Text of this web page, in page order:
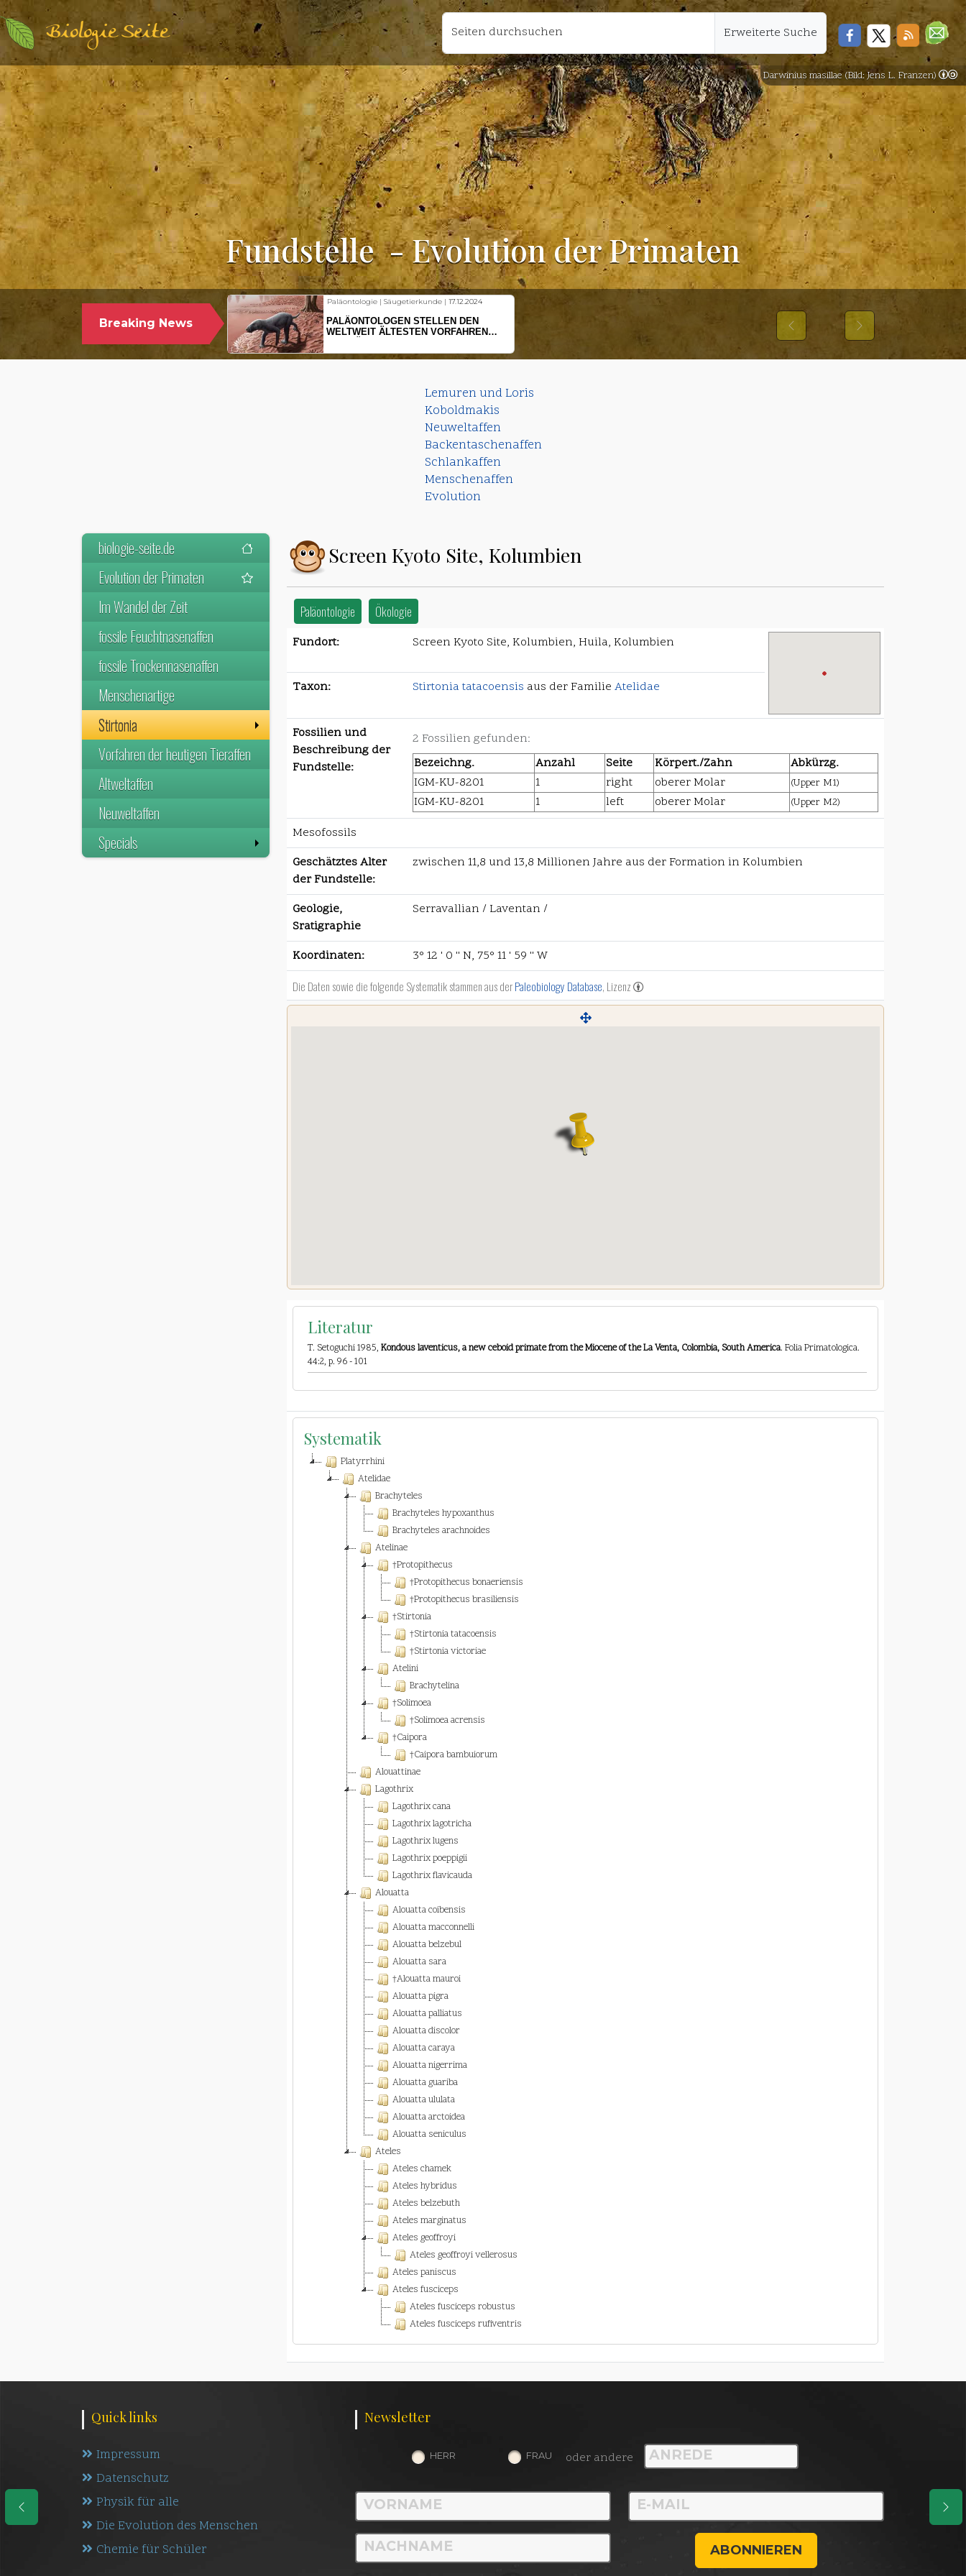
Biologie Seite Seiten durchsuchen Erweiterte Suche
Fundstelle- Evolution der Primaten
Breaking News
Fischkunde | Klimawandel |18.11.2024
KLIMAWANDEL SETZT
HERINGSLARVEN UNTER STRESS
Paläontologie | Säugetierkunde |17.12.2024
PALÄONTOLOGEN STELLEN DEN
WELTWEIT ÄLTESTEN VORFAHREN
DER SÄUGETIERE VOR
Previous Next
Darwinius masillae (Bild: Jens L. Franzen)
Lemuren und Loris
Koboldmakis
Neuweltaffen
Backentaschenaffen
Schlankaffen
Menschenaffen
Evolution
biologie-seite.de
Evolution der Primaten
Im Wandel der Zeit
fossile Feuchtnasenaffen
fossile Trockennasenaffen
Menschenartige
Stirtonia
Vorfahren der heutigen Tieraffen
Altweltaffen
Neuweltaffen
Specials
Screen Kyoto Site, Kolumbien
Paläontologie Ökologie
Fundort: Screen Kyoto Site, Kolumbien, Huila, Kolumbien
Taxon: Stirtonia tatacoensis aus der Familie Atelidae
Fossilien und
Beschreibung der
Fundstelle:
2 Fossilien gefunden:
Bezeichng.
Anzahl Seite Körpert./Zahn
Abkürzg.
IGM-KU-8201
1 right oberer Molar (Upper M1)
IGM-KU-8201 1 left oberer Molar (Upper M2)
Mesofossils
Geschätztes Alter
der Fundstelle:
zwischen 11,8 und 13,8 Millionen Jahre aus der Formation in Kolumbien
Geologie,
Sratigraphie
Serravallian / Laventan /
Koordinaten:
3° 12 ' 0 '' N, 75° 11 ' 59 '' W
Die Daten sowie die folgende Systematik stammen aus derPaleobiology Database, Lizenz
Literatur
T. Setoguchi 1985, Kondous laventicus, a new ceboid primate from the Miocene of the La Venta, Colombia, South America. Folia Primatologica.
44:2, p. 96 - 101
Systematik
Platyrrhini
Atelidae
Brachyteles
Brachyteles hypoxanthus
Brachyteles arachnoides
Atelinae
†Protopithecus
†Protopithecus bonaeriensis
†Protopithecus brasiliensis
†Stirtonia
†Stirtonia tatacoensis
†Stirtonia victoriae
Atelini
Brachytelina
†Solimoea
†Solimoea acrensis
†Caipora
†Caipora bambuiorum
Alouattinae
Lagothrix
Lagothrix cana
Lagothrix lagotricha
Lagothrix lugens
Lagothrix poeppigii
Lagothrix flavicauda
Alouatta
Alouatta coibensis
Alouatta macconnelli
Alouatta belzebul
Alouatta sara
†Alouatta mauroi
Alouatta pigra
Alouatta palliatus
Alouatta discolor
Alouatta caraya
Alouatta nigerrima
Alouatta guariba
Alouatta ululata
Alouatta arctoidea
Alouatta seniculus
Ateles
Ateles chamek
Ateles hybridus
Ateles belzebuth
Ateles marginatus
Ateles geoffroyi
Ateles geoffroyi vellerosus
Ateles paniscus
Ateles fusciceps
Ateles fusciceps robustus
Ateles fusciceps rufiventris
Quick links
Impressum
Datenschutz
Physik für alle
Die Evolution des Menschen
Chemie für Schüler
Newsletter
HERR FRAU oder andere
ABONNIEREN